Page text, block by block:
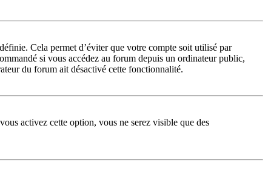
Cela permet d’éviter que votre compte soit utilisé par
si vous accédez au forum depuis un ordinateur public,
du forum ait désactivé cette fonctionnalité.
activez cette option, vous ne serez visible que des